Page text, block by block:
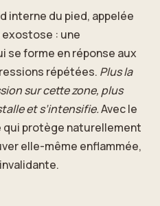
interne du pied, appelée
: une
se forme en réponse aux
répétées. Plus la
sur cette zone, plus
et s’intensifie.Avec le
qui protège naturellement
elle-même enflammée,